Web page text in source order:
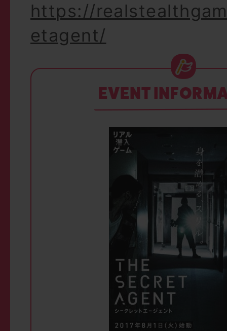
https://
etagent/